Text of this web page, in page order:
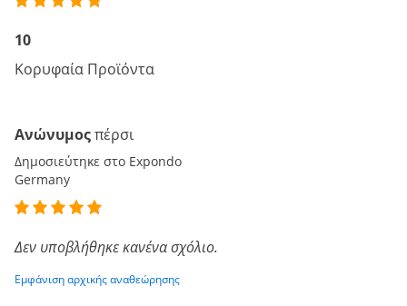
10
Κορυφαία Προϊόντα
Ανώνυμοςπέρσι
Δημοσιεύτηκε στο Expondo
Germany
Δεν υποβλήθηκε κανένα σχόλιο.
Εμφάνιση αρχικής αναθεώρησης